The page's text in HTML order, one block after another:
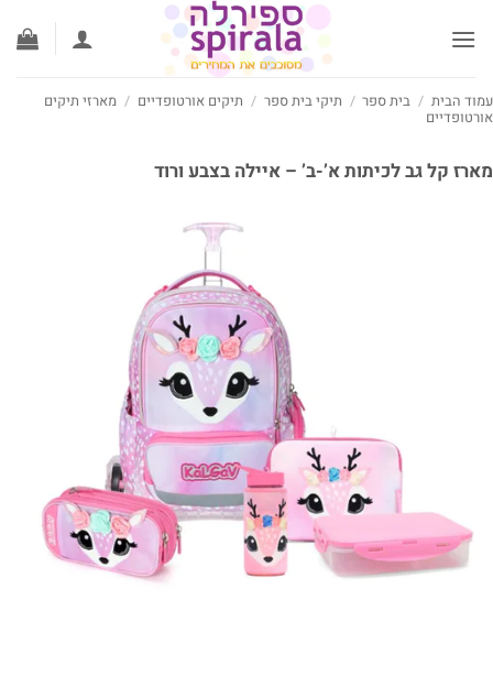
הבית / בית ספר / תיקי בית ספר / תיקים אורטופדיים / מארזי תיקים
קל גב לכיתות א’-ב’ – איילה בצבע ורוד